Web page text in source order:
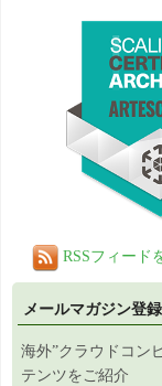
RSSフィード
メールマガジン登録
海外”クラウドコン
テンツをご紹介